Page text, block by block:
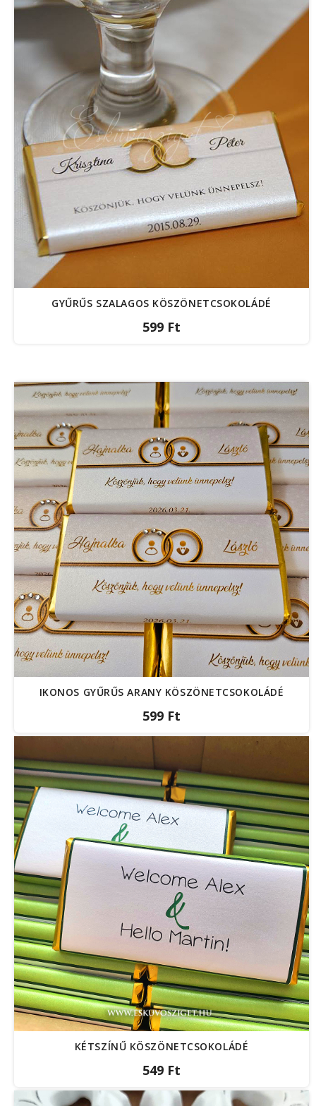
GYŰRŰS SZALAGOS KÖSZÖNETCSOKOLÁDÉ
599 Ft
IKONOS GYŰRŰS ARANY KÖSZÖNETCSOKOLÁDÉ
599 Ft
KÉTSZÍNŰ KÖSZÖNETCSOKOLÁDÉ
549 Ft